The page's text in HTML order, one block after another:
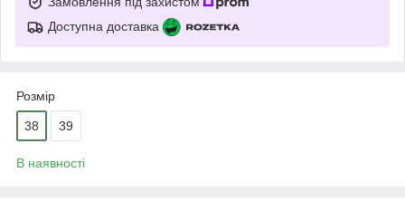
Доступна доставка
Розмір
38 39
В наявності